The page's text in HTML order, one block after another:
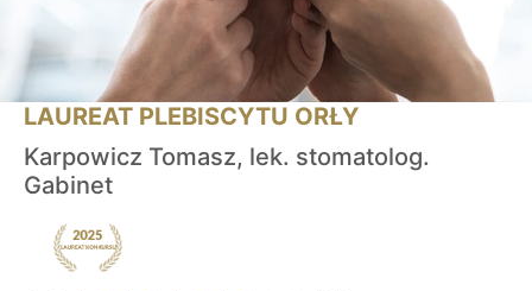
LAUREAT PLEBISCYTU ORŁY
Karpowicz Tomasz, lek. stomatolog.
Gabinet